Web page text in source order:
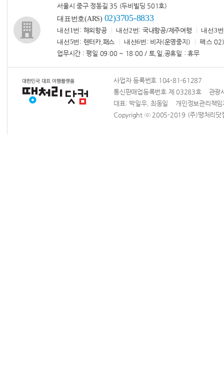
서울시 중구 정동길 35 (두비빌딩 501호)
대표번호(ARS) 02)3705-8833
내선1번 : 해외항공 내선2번: 국내항공/제주여행 내선3번
내선5번 : 렌터카,패스 내선6번 : 비자(운영중지) 팩스
업무시간 : 평일 09:00 ~ 18:00 / 토,일,공휴일 : 휴무
사업자 등록번호 104-81-61287
통신판매업등록번호 제 03283호 관광
대표: 박일우, 최동일 개인정보관리책
Copyright ⓒ 2005-2019 (주)땡처리닷